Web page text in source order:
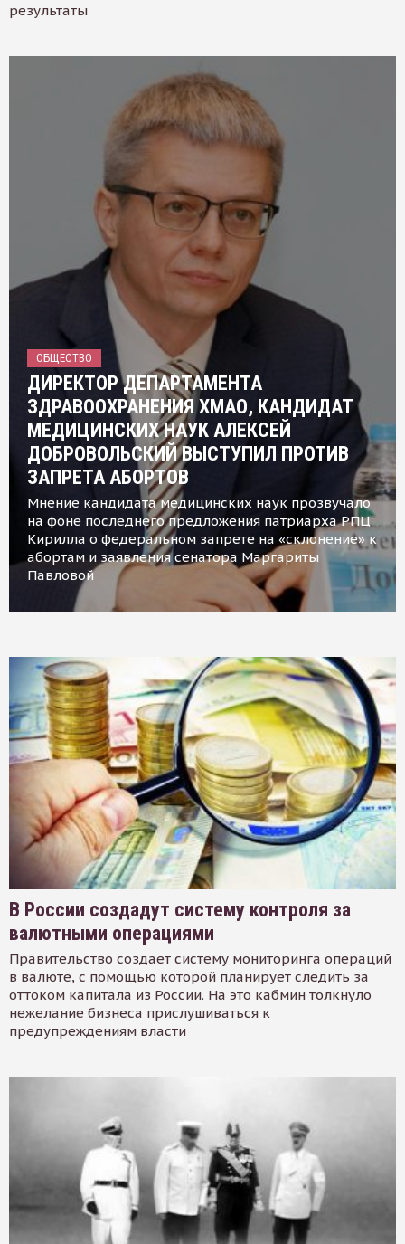
результаты
ОБЩЕСТВО
ДИРЕКТОР ДЕПАРТАМЕНТА
ЗДРАВООХРАНЕНИЯ ХМАО, КАНДИДАТ
МЕДИЦИНСКИХ НАУК АЛЕКСЕЙ
ДОБРОВОЛЬСКИЙ ВЫСТУПИЛ ПРОТИВ
ЗАПРЕТА АБОРТОВ
Мнение кандидата медицинских наук прозвучало
на фоне последнего предложения патриарха РПЦ
Кирилла о федеральном запрете на «склонение» к
абортам и заявления сенатора Маргариты
Павловой
В России создадут систему контроля за
валютными операциями
Правительство создает систему мониторинга операций
в валюте, с помощью которой планирует следить за
оттоком капитала из России. На это кабмин толкнуло
нежелание бизнеса прислушиваться к
предупреждениям власти